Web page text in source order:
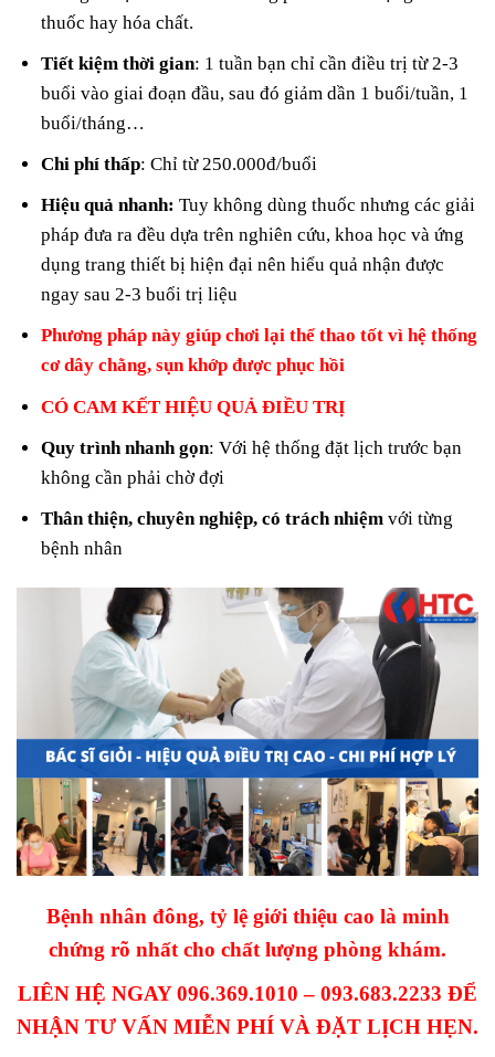
thuốc hay hóa chất.
Tiết kiệm thời gian: 1 tuần bạn chỉ cần điều trị từ 2-3
buổi vào giai đoạn đầu, sau đó giảm dần 1 buổi/tuần, 1
buổi/tháng…
Chi phí thấp: Chỉ từ 250.000đ/buổi
Hiệu quả nhanh: Tuy không dùng thuốc nhưng các giải
pháp đưa ra đều dựa trên nghiên cứu, khoa học và ứng
dụng trang thiết bị hiện đại nên hiểu quả nhận được
ngay sau 2-3 buổi trị liệu
Phương pháp này giúp chơi lại thể thao tốt vì hệ thống
cơ dây chằng, sụn khớp được phục hồi
CÓ CAM KẾT HIỆU QUẢ ĐIỀU TRỊ
Quy trình nhanh gọn: Với hệ thống đặt lịch trước bạn
không cần phải chờ đợi
Thân thiện, chuyên nghiệp, có trách nhiệm với từng
bệnh nhân
Bệnh nhân đông, tỷ lệ giới thiệu cao là minh
chứng rõ nhất cho chất lượng phòng khám.
LIÊN HỆ NGAY 096.369.1010 – 093.683.2233 ĐỂ
NHẬN TƯ VẤN MIỄN PHÍ VÀ ĐẶT LỊCH HẸN.